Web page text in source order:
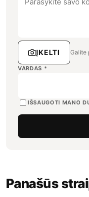
ĮKELTI Galite
VARDAS *
IŠSAUGOTI MANO
Panašūs